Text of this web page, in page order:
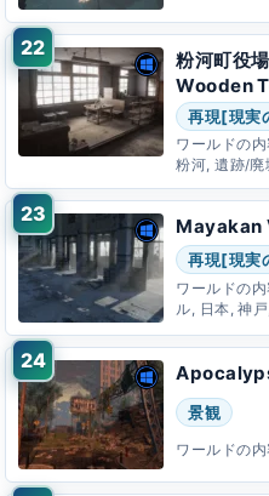
粉河町役
Wooden
再現[現実
ワールドの内
粉河, 遺跡/廃
Mayakan
再現[現実
ワールドの内
ル, 日本, 神
景観
ワールドの内